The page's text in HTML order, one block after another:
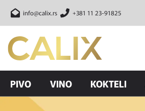
info@calix.rs +381 11 23-91825
PIVO VINO KOKTELI